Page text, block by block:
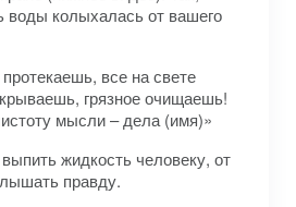
воды колыхалась от вашего
все на свете
грязное очищаешь!
мысли – дела (имя)»
жидкость человеку, от
правду.